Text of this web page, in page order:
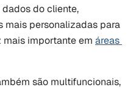
do cliente,
mais personalizadas para
mais importante em áreas
são multifuncionais,